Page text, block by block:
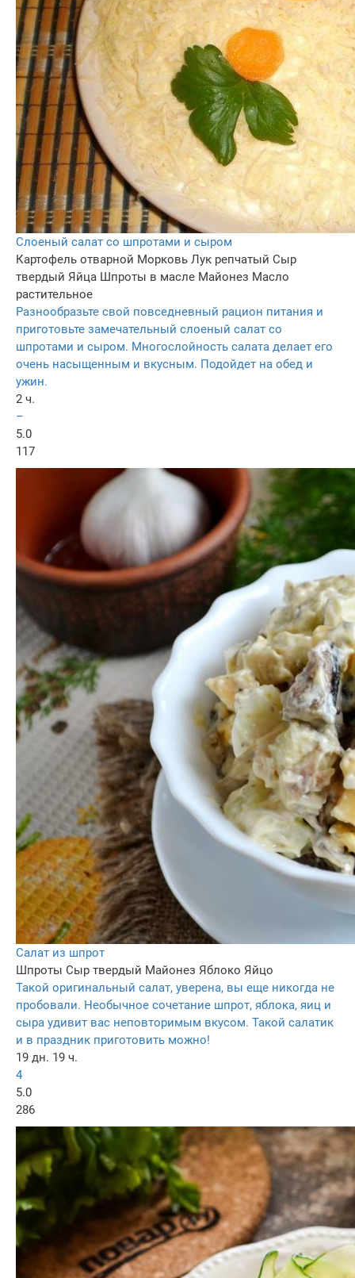
Слоеный салат со шпротами и сыром
Картофель отварной Морковь Лук репчатый Сыр
твердый Яйца Шпроты в масле Майонез Масло
растительное
Разнообразьте свой повседневный рацион питания и
приготовьте замечательный слоеный салат со
шпротами и сыром. Многослойность салата делает его
очень насыщенным и вкусным. Подойдет на обед и
ужин.
2 ч.
–
5.0
117
Салат из шпрот
Шпроты Сыр твердый Майонез Яблоко Яйцо
Такой оригинальный салат, уверена, вы еще никогда не
пробовали. Необычное сочетание шпрот, яблока, яиц и
сыра удивит вас неповторимым вкусом. Такой салатик
и в праздник приготовить можно!
19 дн. 19 ч.
4
5.0
286